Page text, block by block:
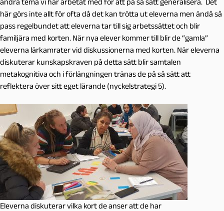
andra tema vi har arbetat med för att på så sätt generalisera. Det
här görs inte allt för ofta då det kan trötta ut eleverna men ändå så
pass regelbundet att eleverna tar till sig arbetssättet och blir
familjära med korten. När nya elever kommer till blir de “gamla”
eleverna lärkamrater vid diskussionerna med korten. När eleverna
diskuterar kunskapskraven på detta sätt blir samtalen
metakognitiva och i förlängningen tränas de på så sätt att
reflektera över sitt eget lärande (nyckelstrategi 5).
Eleverna diskuterar vilka kort de anser att de har